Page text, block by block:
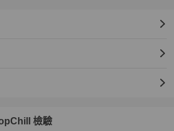
檢驗